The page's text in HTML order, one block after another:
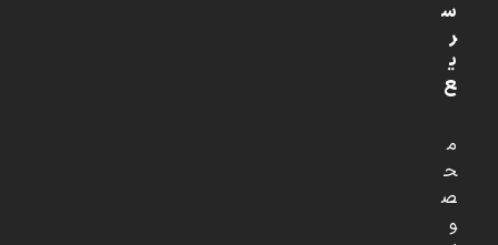
س
ر
ی
ع
م
ح
ص
و